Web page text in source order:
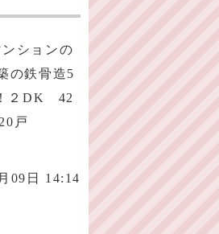
ションの
の鉄骨造5
２DK 42
戸
09日 14:14